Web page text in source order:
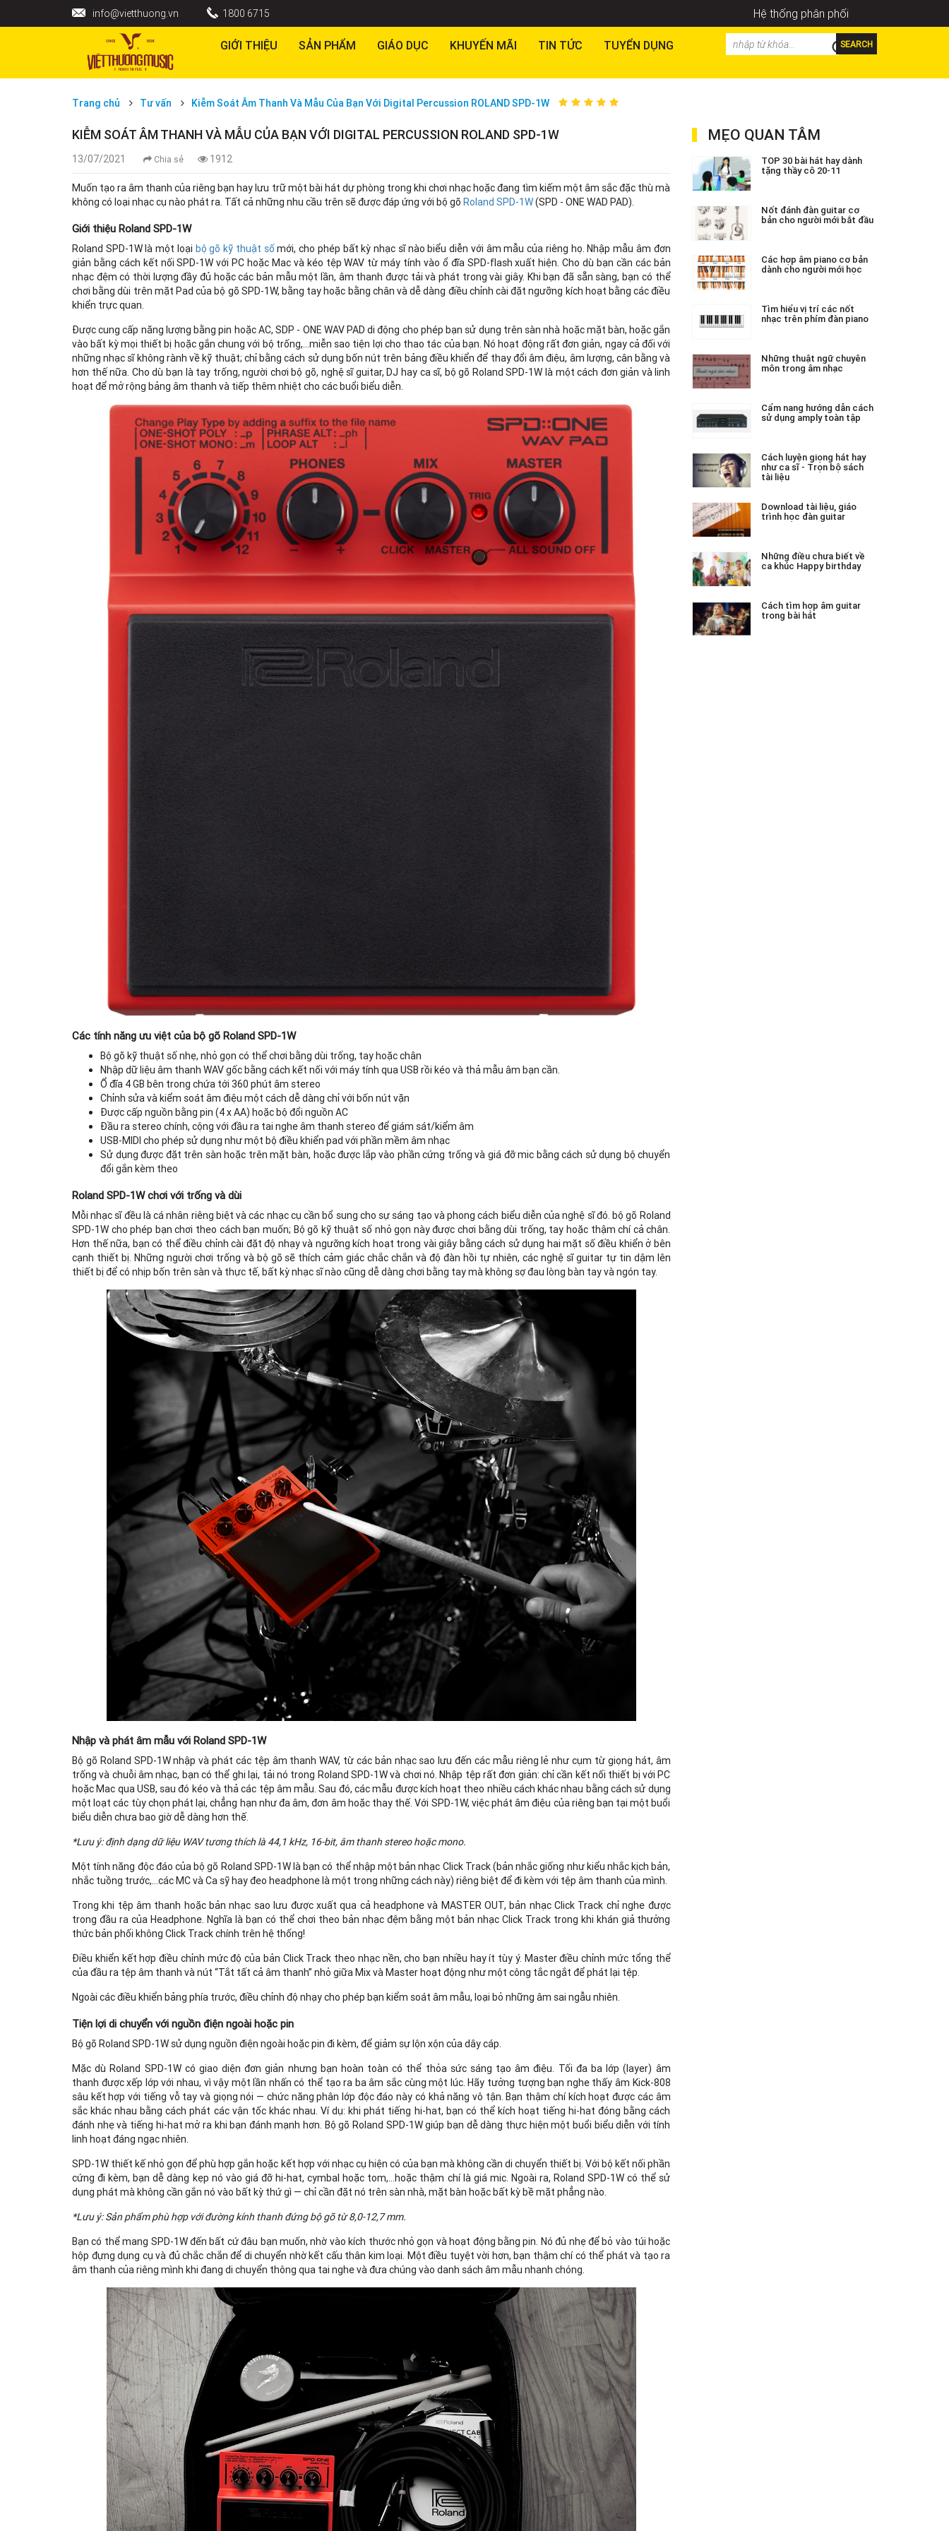
info@vietthuong.vn 1800 6715 Hệ thống phân phối
GIỚI THIỆU SẢN PHẨM GIÁO DỤC KHUYẾN MÃI TIN TỨC TUYỂN DỤNG SEARCH
Trang chủ Tư vấn Kiễm Soát Âm Thanh Và Mẫu Của Bạn Với Digital Percussion ROLAND SPD-1W
KIỄM SOÁT ÂM THANH VÀ MẪU CỦA BẠN VỚI DIGITAL PERCUSSION ROLAND SPD-1W
13/07/2021 Chia sẻ 1912
Muốn tạo ra âm thanh của riêng bạn hay lưu trữ một bài hát dự phòng trong khi chơi nhạc hoặc đang tìm kiếm một âm sắc đặc thù mà
không có loại nhạc cụ nào phát ra. Tất cả những nhu cầu trên sẽ được đáp ứng với bộ gõ Roland SPD-1W(SPD - ONE WAD PAD).
Giới thiệu Roland SPD-1W
Roland SPD-1W là một loại bộ gõ kỹ thuật sốmới, cho phép bất kỳ nhạc sĩ nào biểu diễn với âm mẫu của riêng họ. Nhập mẫu âm đơn
giản bằng cách kết nối SPD-1W với PC hoặc Mac và kéo tệp WAV từ máy tính vào ổ đĩa SPD-flash xuất hiện. Cho dù bạn cần các bản
nhạc đệm có thời lượng đầy đủ hoặc các bản mẫu một lần, âm thanh được tải và phát trong vài giây. Khi bạn đã sẵn sàng, bạn có thể
chơi bằng dùi trên mặt Pad của bộ gõ SPD-1W, bằng tay hoặc bằng chân và dễ dàng điều chỉnh cài đặt ngưỡng kích hoạt bằng các điều
khiển trực quan.
Được cung cấp năng lượng bằng pin hoặc AC, SDP - ONE WAV PAD di động cho phép bạn sử dụng trên sàn nhà hoặc mặt bàn, hoặc gắn
vào bất kỳ mọi thiết bị hoặc gắn chung với bộ trống,…miễn sao tiện lợi cho thao tác của bạn. Nó hoạt động rất đơn giản, ngay cả đối với
những nhạc sĩ không rành về kỹ thuật; chỉ bằng cách sử dụng bốn nút trên bảng điều khiển để thay đổi âm điệu, âm lượng, cân bằng và
hơn thế nữa. Cho dù bạn là tay trống, người chơi bộ gõ, nghệ sĩ guitar, DJ hay ca sĩ, bộ gõ Roland SPD-1W là một cách đơn giản và linh
hoạt để mở rộng bảng âm thanh và tiếp thêm nhiệt cho các buổi biểu diễn.
Các tính năng ưu việt của bộ gõ Roland SPD-1W
Bộ gõ kỹ thuật số nhẹ, nhỏ gọn có thể chơi bằng dùi trống, tay hoặc chân
Nhập dữ liệu âm thanh WAV gốc bằng cách kết nối với máy tính qua USB rồi kéo và thả mẫu âm bạn cần.
Ổ đĩa 4 GB bên trong chứa tới 360 phút âm stereo
Chỉnh sửa và kiểm soát âm điệu một cách dễ dàng chỉ với bốn nút vặn
Được cấp nguồn bằng pin (4 x AA) hoặc bộ đổi nguồn AC
Đầu ra stereo chính, cộng với đầu ra tai nghe âm thanh stereo để giám sát/kiểm âm
USB-MIDI cho phép sử dụng như một bộ điều khiển pad với phần mềm âm nhạc
Sử dụng được đặt trên sàn hoặc trên mặt bàn, hoặc được lắp vào phần cứng trống và giá đỡ mic bằng cách sử dụng bộ chuyển
đổi gắn kèm theo
Roland SPD-1W chơi với trống và dùi
Mỗi nhạc sĩ đều là cá nhân riêng biệt và các nhạc cụ cần bổ sung cho sự sáng tạo và phong cách biểu diễn của nghệ sĩ đó. bộ gõ Roland
SPD-1W cho phép bạn chơi theo cách bạn muốn; Bộ gõ kỹ thuật số nhỏ gọn này được chơi bằng dùi trống, tay hoặc thậm chí cả chân.
Hơn thế nữa, bạn có thể điều chỉnh cài đặt độ nhạy và ngưỡng kích hoạt trong vài giây bằng cách sử dụng hai mặt số điều khiển ở bên
cạnh thiết bị. Những người chơi trống và bộ gõ sẽ thích cảm giác chắc chắn và độ đàn hồi tự nhiên, các nghệ sĩ guitar tự tin dậm lên
thiết bị để có nhịp bốn trên sàn và thực tế, bất kỳ nhạc sĩ nào cũng dễ dàng chơi bằng tay mà không sợ đau lòng bàn tay và ngón tay.
Nhập và phát âm mẫu với Roland SPD-1W
Bộ gõ Roland SPD-1W nhập và phát các tệp âm thanh WAV, từ các bản nhạc sao lưu đến các mẫu riêng lẻ như cụm từ giọng hát, âm
trống và chuỗi âm nhạc, bạn có thể ghi lại, tải nó trong Roland SPD-1W và chơi nó. Nhập tệp rất đơn giản: chỉ cần kết nối thiết bị với PC
hoặc Mac qua USB, sau đó kéo và thả các tệp âm mẫu. Sau đó, các mẫu được kích hoạt theo nhiều cách khác nhau bằng cách sử dụng
một loạt các tùy chọn phát lại, chẳng hạn như đa âm, đơn âm hoặc thay thế. Với SPD-1W, việc phát âm điệu của riêng bạn tại một buổi
biểu diễn chưa bao giờ dễ dàng hơn thế.
*Lưu ý: định dạng dữ liệu WAV tương thích là 44,1 kHz, 16-bit, âm thanh stereo hoặc mono.
Một tính năng độc đáo của bộ gõ Roland SPD-1W là bạn có thể nhập một bản nhạc Click Track (bản nhắc giống như kiểu nhắc kịch bản,
nhắc tuồng trước,…các MC và Ca sỹ hay đeo headphone là một trong những cách này) riêng biệt để đi kèm với tệp âm thanh của mình.
Trong khi tệp âm thanh hoặc bản nhạc sao lưu được xuất qua cả headphone và MASTER OUT, bản nhạc Click Track chỉ nghe được
trong đầu ra của Headphone. Nghĩa là bạn có thể chơi theo bản nhạc đệm bằng một bản nhạc Click Track trong khi khán giả thưởng
thức bản phối không Click Track chính trên hệ thống!
Điều khiển kết hợp điều chỉnh mức độ của bản Click Track theo nhạc nền, cho bạn nhiều hay ít tùy ý. Master điều chỉnh mức tổng thể
của đầu ra tệp âm thanh và nút “Tắt tất cả âm thanh” nhỏ giữa Mix và Master hoạt động như một công tắc ngắt để phát lại tệp.
Ngoài các điều khiển bảng phía trước, điều chỉnh độ nhạy cho phép bạn kiểm soát âm mẫu, loại bỏ những âm sai ngẫu nhiên.
Tiện lợi di chuyển với nguồn điện ngoài hoặc pin
Bộ gõ Roland SPD-1W sử dụng nguồn điện ngoài hoặc pin đi kèm, để giảm sự lộn xộn của dây cáp.
Mặc dù Roland SPD-1W có giao diện đơn giản nhưng bạn hoàn toàn có thể thỏa sức sáng tạo âm điệu. Tối đa ba lớp (layer) âm
thanh được xếp lớp với nhau, vì vậy một lần nhấn có thể tạo ra ba âm sắc cùng một lúc. Hãy tưởng tượng bạn nghe thấy âm Kick-808
sâu kết hợp với tiếng vỗ tay và giọng nói — chức năng phân lớp độc đáo này có khả năng vô tận. Bạn thậm chí kích hoạt được các âm
sắc khác nhau bằng cách phát các vận tốc khác nhau. Ví dụ: khi phát tiếng hi-hat, bạn có thể kích hoạt tiếng hi-hat đóng bằng cách
đánh nhẹ và tiếng hi-hat mở ra khi bạn đánh mạnh hơn. Bộ gõ Roland SPD-1W giúp bạn dễ dàng thực hiện một buổi biểu diễn với tính
linh hoạt đáng ngạc nhiên.
SPD-1W thiết kế nhỏ gọn để phù hợp gắn hoặc kết hợp với nhạc cụ hiện có của bạn mà không cần di chuyển thiết bị. Với bộ kết nối phần
cứng đi kèm, bạn dễ dàng kẹp nó vào giá đỡ hi-hat, cymbal hoặc tom,…hoặc thậm chí là giá mic. Ngoài ra, Roland SPD-1W có thể sử
dụng phát mà không cần gắn nó vào bất kỳ thứ gì — chỉ cần đặt nó trên sàn nhà, mặt bàn hoặc bất kỳ bề mặt phẳng nào.
*Lưu ý: Sản phẩm phù hợp với đường kính thanh đứng bộ gõ từ 8,0-12,7 mm.
Bạn có thể mang SPD-1W đến bất cứ đâu bạn muốn, nhờ vào kích thước nhỏ gọn và hoạt động bằng pin. Nó đủ nhẹ để bỏ vào túi hoặc
hộp đựng dụng cụ và đủ chắc chắn để di chuyển nhờ kết cấu thân kim loại. Một điều tuyệt vời hơn, bạn thậm chí có thể phát và tạo ra
âm thanh của riêng mình khi đang di chuyển thông qua tai nghe và đưa chúng vào danh sách âm mẫu nhanh chóng.
MẸO QUAN TÂM
TOP 30 bài hát hay dành
tặng thầy cô 20-11
Nốt đánh đàn guitar cơ
bản cho người mới bắt đầu
Các hợp âm piano cơ bản
dành cho người mới học
Tìm hiểu vị trí các nốt
nhạc trên phím đàn piano
Những thuật ngữ chuyên
môn trong âm nhạc
Cẩm nang hướng dẫn cách
sử dụng amply toàn tập
Cách luyện giọng hát hay
như ca sĩ - Trọn bộ sách
tài liệu
Download tài liệu, giáo
trình học đàn guitar
Những điều chưa biết về
ca khúc Happy birthday
Cách tìm hợp âm guitar
trong bài hát